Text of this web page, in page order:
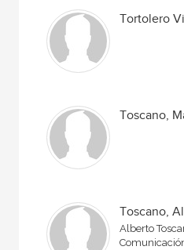
Tortolero
Toscano,
Toscano,
Alberto